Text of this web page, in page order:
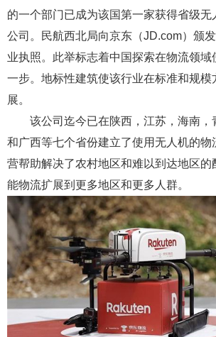
的一个部门已成为该国第一家获得省级无
公司。民航西北局向京东（JD.com）颁
业执照。此举标志着中国探索在物流领域
一步。地标性建筑使该行业在标准和规模
展。
该公司迄今已在陕西，江苏，海南，
和广西等七个省份建立了使用无人机的物
营帮助解决了农村地区和难以到达地区的
能物流扩展到更多地区和更多人群。